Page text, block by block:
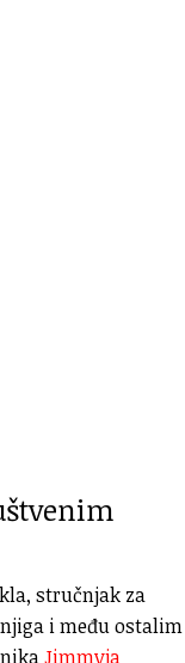
stručnjak za
i među ostalim
Jimmyja